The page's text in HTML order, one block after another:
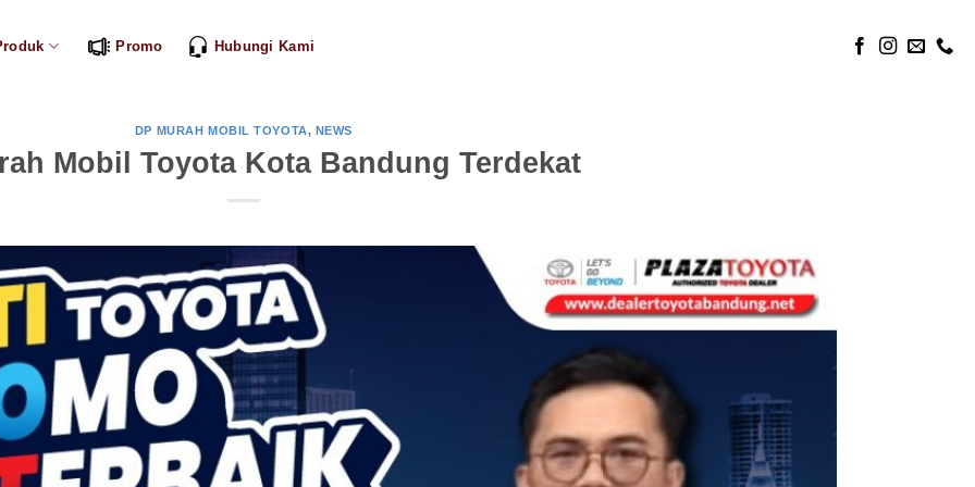
Promo Hubungi Kami
DP MURAH MOBIL TOYOTA, NEWS
Mobil Toyota Kota Bandung Terdekat